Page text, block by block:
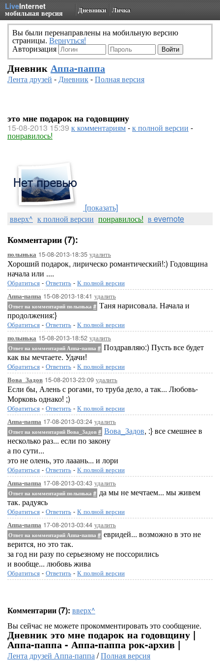
LiveInternet
мобильная версия Дневники Личка
Вы были перенаправлены на мобильную версию
страницы. Вернуться!
Авторизация
Дневник Аппа-паппа
Лента друзей -Дневник-Полная версия
это мне подарок на годовщину
15-08-2013 15:39 к комментариям-к полной версии -
понравилось!
[показать]
вверх^ к полной версии понравилось! в evernote
Комментарии (7):
полынька 15-08-2013-18:35 удалить
Хороший подарок, лирическо романтический!:) Годовщина
начала или ....
Обратиться - Ответить - К полной версии
Аппа-паппа 15-08-2013-18:41 удалить
Ответ на комментарий полынька # Таня нарисовала. Начала и
продолжения:}
Обратиться - Ответить - К полной версии
полынька 15-08-2013-18:52 удалить
Ответ на комментарий Аппа-паппа # Поздравляю:) Пусть все будет
как вы мечтаете. Удачи!
Обратиться - Ответить - К полной версии
Вова_Задов 15-08-2013-23:09 удалить
Если бы, Алень с рогами, то труба дело, а так... Любовь-
Морковь однако! ;)
Обратиться - Ответить - К полной версии
Аппа-паппа 17-08-2013-03:24 удалить
Ответ на комментарий Вова_Задов # Вова_Задов, :} все смешнее в
несколько раз... если по закону
а по сути...
это не олень, это лааань... и лори
Обратиться - Ответить - К полной версии
Аппа-паппа 17-08-2013-03:43 удалить
Ответ на комментарий полынька # да мы не мечтаем... мы живем
так. радуясь
Обратиться - Ответить - К полной версии
Аппа-паппа 17-08-2013-03:44 удалить
Ответ на комментарий Аппа-паппа # евридей... возможно в это не
верится, но это так.
за год ни разу по серьезному не поссорились
и вообще... любовь жива
Обратиться - Ответить - К полной версии
Комментарии (7): вверх^
Вы сейчас не можете прокомментировать это сообщение.
Дневник это мне подарок на годовщину |
Аппа-паппа - Аппа-паппа рок-архив |
Лента друзей Аппа-паппа/Полная версия